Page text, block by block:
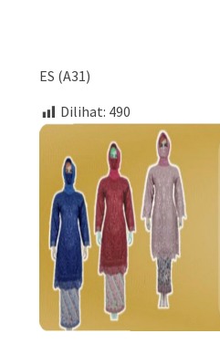
ES (A31)
Dilihat: 490